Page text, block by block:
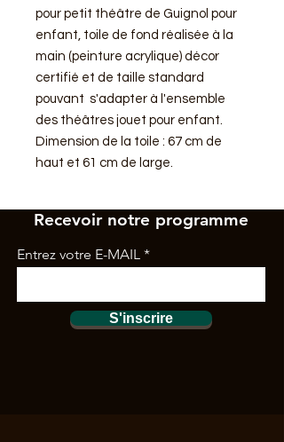
pour petit théâtre de Guignol pour
enfant, toile de fond réalisée à la
main (peinture acrylique) décor
certifié et de taille standard
pouvant s'adapter à l'ensemble
des théâtres jouet pour enfant.
Dimension de la toile : 67 cm de
haut et 61 cm de large.
Recevoir notre programme
Entrez votre E-MAIL
S'inscrire